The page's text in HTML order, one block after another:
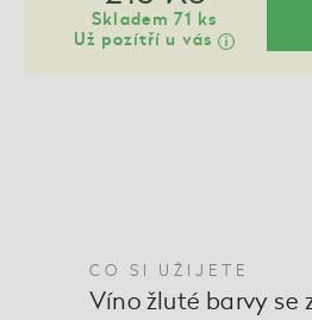
Skladem 71 ks
Už pozítří u vás
CO SI UŽIJETE
Víno žluté barvy se